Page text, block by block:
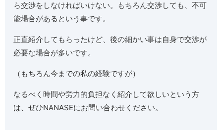
ら交渉をしなければいけない。もちろん交渉しても、不可
能場合があるという事です。
正直紹介してもらったけど、後の細かい事は自身で交渉が
必要な場合が多いです。
（もちろん今までの私の経験ですが）
なるべく時間や労力的負担なく紹介して欲しいという方
は、ぜひNANASEにお問い合わせください。